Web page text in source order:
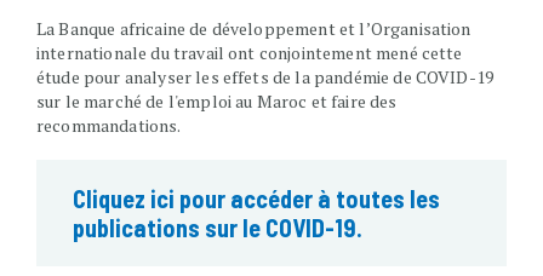
La Banque africaine de développement et l’Organisation
internationale du travail ont conjointement mené cette
étude pour analyser les effets de la pandémie de COVID-19
sur le marché de l'emploi au Maroc et faire des
recommandations.
Cliquez ici pour accéder à toutes les
publications sur le COVID-19.